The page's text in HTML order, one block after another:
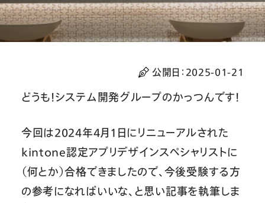
公開日： 2025-01-21
どうも！システム開発グループのかっつんです！
今回は2024年4月1日にリニューアルされた
kintone認定アプリデザインスペシャリストに
（何とか）合格できましたので、今後受験する方
の参考になればいいな、と思い記事を執筆しま